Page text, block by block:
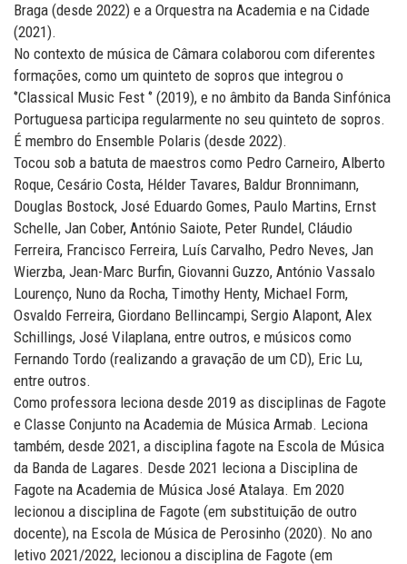
Braga (desde 2022) e a Orquestra na Academia e na Cidade
(2021).
No contexto de música de Câmara colaborou com diferentes
formações, como um quinteto de sopros que integrou o
‘’Classical Music Fest ‘’ (2019), e no âmbito da Banda Sinfónica
Portuguesa participa regularmente no seu quinteto de sopros.
É membro do Ensemble Polaris (desde 2022).
Tocou sob a batuta de maestros como Pedro Carneiro, Alberto
Roque, Cesário Costa, Hélder Tavares, Baldur Bronnimann,
Douglas Bostock, José Eduardo Gomes, Paulo Martins, Ernst
Schelle, Jan Cober, António Saiote, Peter Rundel, Cláudio
Ferreira, Francisco Ferreira, Luís Carvalho, Pedro Neves, Jan
Wierzba, Jean-Marc Burfin, Giovanni Guzzo, António Vassalo
Lourenço, Nuno da Rocha, Timothy Henty, Michael Form,
Osvaldo Ferreira, Giordano Bellincampi, Sergio Alapont, Alex
Schillings, José Vilaplana, entre outros, e músicos como
Fernando Tordo (realizando a gravação de um CD), Eric Lu,
entre outros.
Como professora leciona desde 2019 as disciplinas de Fagote
e Classe Conjunto na Academia de Música Armab. Leciona
também, desde 2021, a disciplina fagote na Escola de Música
da Banda de Lagares. Desde 2021 leciona a Disciplina de
Fagote na Academia de Música José Atalaya. Em 2020
lecionou a disciplina de Fagote (em substituição de outro
docente), na Escola de Música de Perosinho (2020). No ano
letivo 2021/2022, lecionou a disciplina de Fagote (em